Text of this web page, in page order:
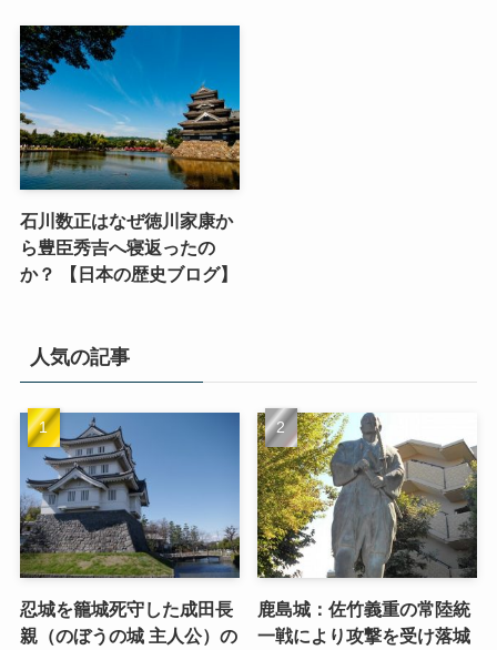
石川数正はなぜ徳川家康か
ら豊臣秀吉へ寝返ったの
か？ 【日本の歴史ブログ】
人気の記事
忍城を籠城死守した成田長
親（のぼうの城 主人公）の
鹿島城：佐竹義重の常陸統
一戦により攻撃を受け落城